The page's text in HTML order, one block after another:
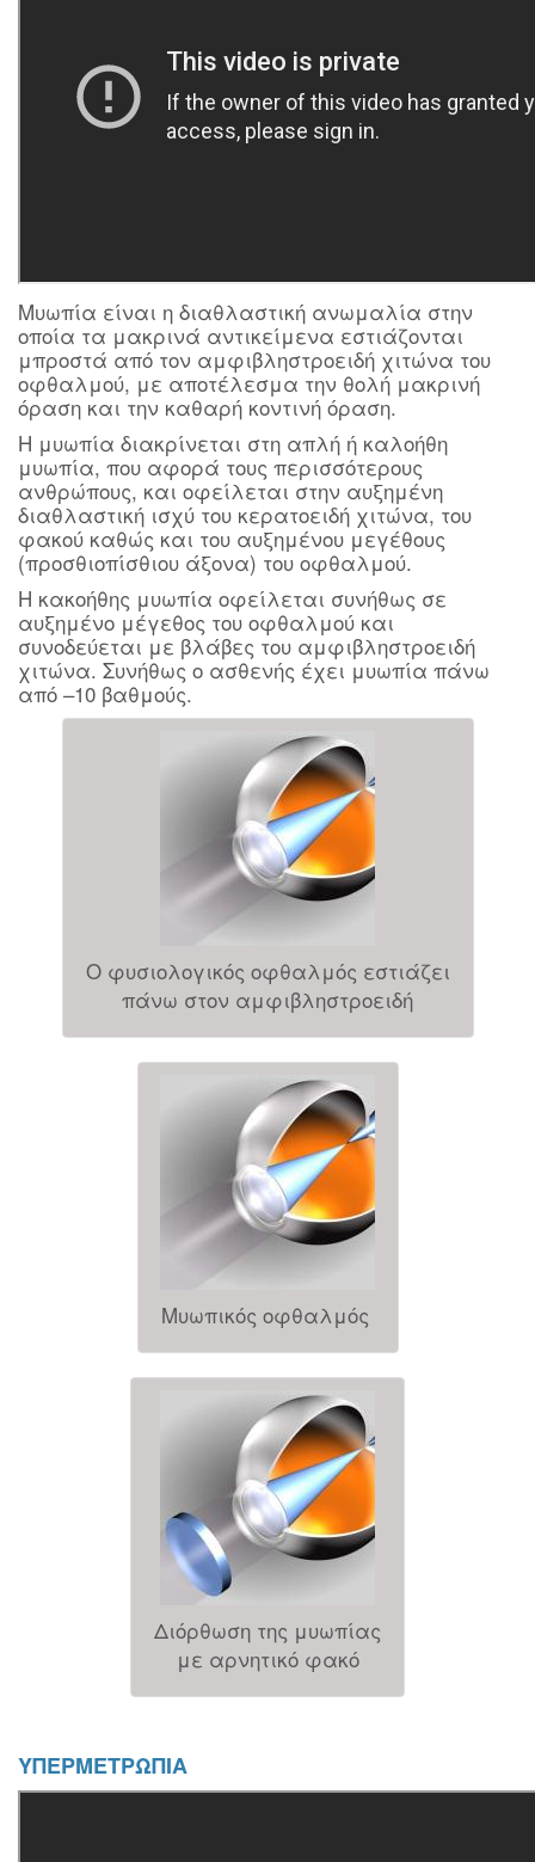
Μυωπία είναι η διαθλαστική ανωμαλία στην
οποία τα μακρινά αντικείμενα εστιάζονται
μπροστά από τον αμφιβληστροειδή χιτώνα του
οφθαλμού, με αποτέλεσμα την θολή μακρινή
όραση και την καθαρή κοντινή όραση.
Η μυωπία διακρίνεται στη απλή ή καλοήθη
μυωπία, που αφορά τους περισσότερους
ανθρώπους, και οφείλεται στην αυξημένη
διαθλαστική ισχύ του κερατοειδή χιτώνα, του
φακού καθώς και του αυξημένου μεγέθους
(προσθιοπίσθιου άξονα) του οφθαλμού.
Η κακοήθης μυωπία οφείλεται συνήθως σε
αυξημένο μέγεθος του οφθαλμού και
συνοδεύεται με βλάβες του αμφιβληστροειδή
χιτώνα. Συνήθως ο ασθενής έχει μυωπία πάνω
από –10 βαθμούς.
Ο φυσιολογικός οφθαλμός εστιάζει
πάνω στον αμφιβληστροειδή
Μυωπικός οφθαλμός
Διόρθωση της μυωπίας
με αρνητικό φακό
ΥΠΕΡΜΕΤΡΩΠΙΑ